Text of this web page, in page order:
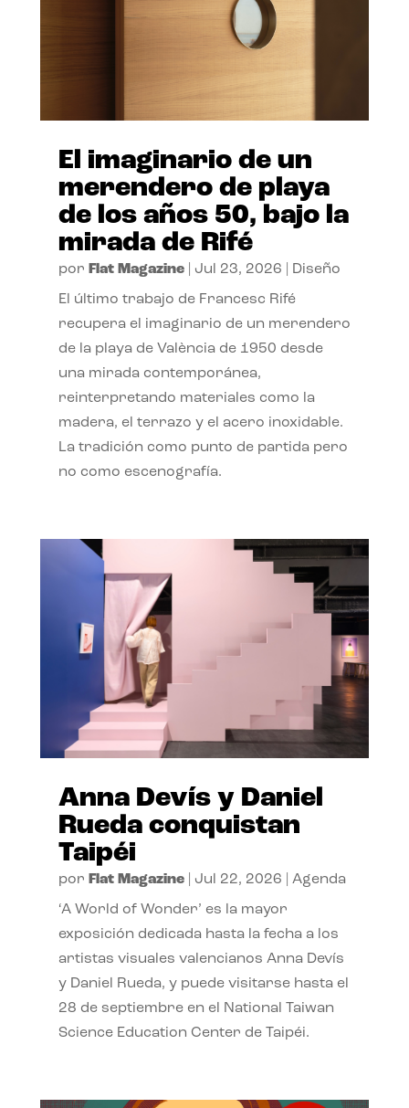
El imaginario de un
merendero de playa
de los años 50, bajo la
mirada de Rifé
por Flat Magazine| Jul 23, 2026 Diseño
El último trabajo de Francesc Rifé
recupera el imaginario de un merendero
de la playa de València de 1950 desde
una mirada contemporánea,
reinterpretando materiales como la
madera, el terrazo y el acero inoxidable.
La tradición como punto de partida pero
no como escenografía.
Anna Devís y Daniel
Rueda conquistan
Taipéi
por Flat Magazine| Jul 22, 2026 Agenda
‘A World of Wonder’ es la mayor
exposición dedicada hasta la fecha a los
artistas visuales valencianos Anna Devís
y Daniel Rueda, y puede visitarse hasta el
28 de septiembre en el National Taiwan
Science Education Center de Taipéi.